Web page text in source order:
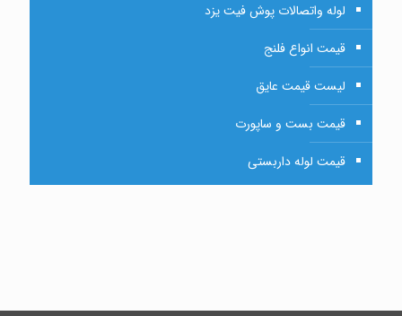
لوله واتصالات پوش فیت یزد
قیمت انواع فلنج
لیست قیمت عایق
قیمت بست و ساپورت
قیمت لوله داربستی